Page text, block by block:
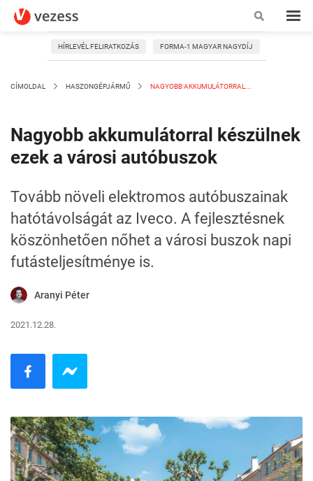
HÍRLEVÉL FELIRATKOZÁS FORMA-1 MAGYAR NAGYDÍJ
CÍMOLDAL HASZONGÉPJÁRMŰ NAGYOBB AKKUMULÁTORRAL...
Nagyobb akkumulátorral készülnek
ezek a városi autóbuszok
Tovább növeli elektromos autóbuszainak
hatótávolságát az Iveco. A fejlesztésnek
köszönhetően nőhet a városi buszok napi
futásteljesítménye is.
Aranyi Péter
2021.12.28.